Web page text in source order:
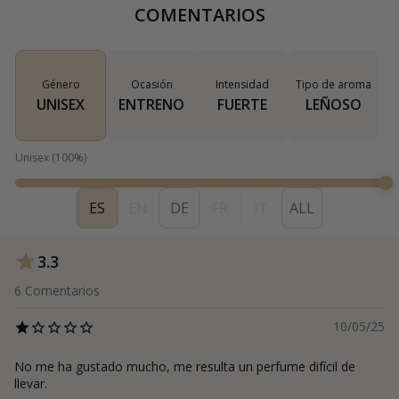
COMENTARIOS
Género
UNISEX
Ocasión
ENTRENO
Intensidad
FUERTE
Tipo de aroma
LEÑOSO
Unisex (100%)
ES DE ALL
3.3
6 Comentarios
10/05/25
No me ha gustado mucho, me resulta un perfume difícil de
llevar.